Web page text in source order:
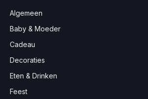
Algemeen
Baby & Moeder
Cadeau
Decoraties
Eten & Drinken
Feest